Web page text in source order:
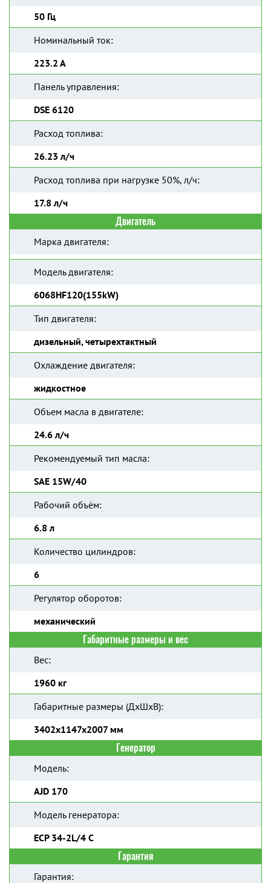
50 Гц
Номинальный ток:
223.2 А
Панель управления:
DSE 6120
Расход топлива:
26.23 л/ч
Расход топлива при нагрузке 50%, л/ч:
17.8 л/ч
Двигатель
Марка двигателя:
Модель двигателя:
6068HF120(155kW)
Тип двигателя:
дизельный, четырехтактный
Охлаждение двигателя:
жидкостное
Объем масла в двигателе:
24.6 л/ч
Рекомендуемый тип масла:
SAE 15W/40
Рабочий объём:
6.8 л
Количество цилиндров:
6
Регулятор оборотов:
механический
Габаритные размеры и вес
Вес:
1960 кг
Габаритные размеры (ДхШхВ):
3402x1147x2007 мм
Генератор
Модель:
AJD 170
Модель генератора:
ECP 34-2L/4 C
Гарантия
Гарантия: